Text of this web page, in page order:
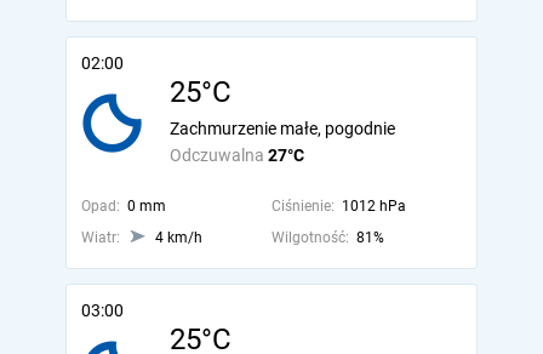
02:00
25°C
Odczuwalna 27°C
Zachmurzenie małe, pogodnie
Opad: 0 mm Ciśnienie: 1012 hPa
Wiatr:
4 km/h Wilgotność: 81%
03:00
25°C